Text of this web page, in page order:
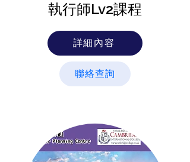
執行師Lv2課程
詳細內容
聯絡查詢